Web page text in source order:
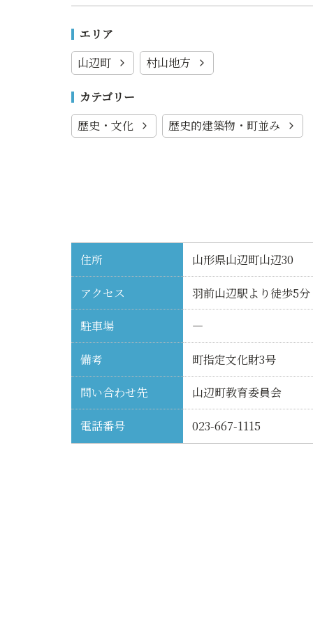
エリア
山辺町
村山地方
カテゴリー
歴史・文化
歴史的建築物・町並み
住所 山形県山辺町山辺30
アクセス 羽前山辺駅より徒歩5分
駐車場 ―
備考 町指定文化財3号
問い合わせ先 山辺町教育委員会
電話番号 023-667-1115